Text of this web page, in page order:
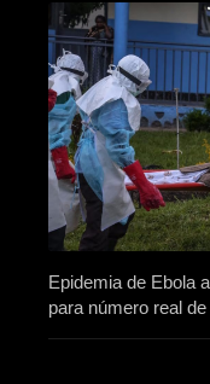
Epidemia de Ebola
para número real